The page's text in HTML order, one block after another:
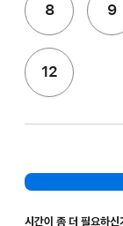
8 9
12
시간이 좀 더 필요하신